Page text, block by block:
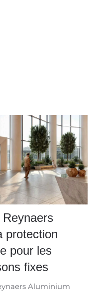
protection
pour les
fixes
Aluminium